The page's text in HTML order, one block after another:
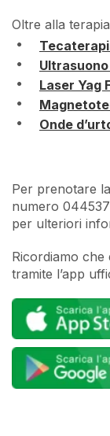
Oltre alla
Laser Yag
Onde
Per prenotare
numero
per ulteriori
Ricordiamo
tramite l’app